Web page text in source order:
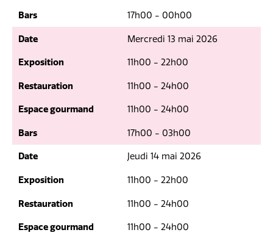
Bars 17h00 - 00h00
Date Mercredi 13 mai 2026
Exposition 11h00 - 22h00
Restauration 11h00 - 24h00
Espace gourmand 11h00 - 24h00
Bars 17h00 - 03h00
Date Jeudi 14 mai 2026
Exposition 11h00 - 22h00
Restauration 11h00 - 24h00
Espace gourmand 11h00 - 24h00